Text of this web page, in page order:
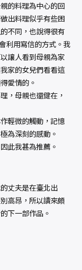
的料理為中心的回
出料理似乎有些困
不同，也說得很有
利用寫信的方式。我
讓人看到母親為家
家的女兒們看看這
愛情的。
，母親也還健在，
輕微的觸動，記憶
為深刻的感動。
此我甚為推薦。
丈夫是在臺北出
高昂，所以讀來頗
下一部作品。